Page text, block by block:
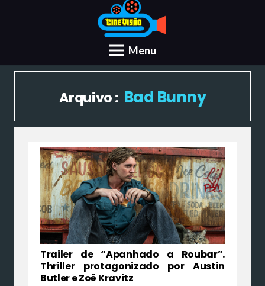
Menu
Arquivo : Bad Bunny
Trailer de “Apanhado a Roubar”.
Thriller protagonizado por Austin
Butler e Zoë Kravitz